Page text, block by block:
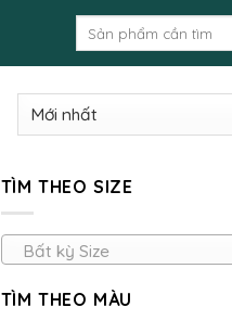
TÌM THEO SIZE
Bất kỳ Size
TÌM THEO MÀU